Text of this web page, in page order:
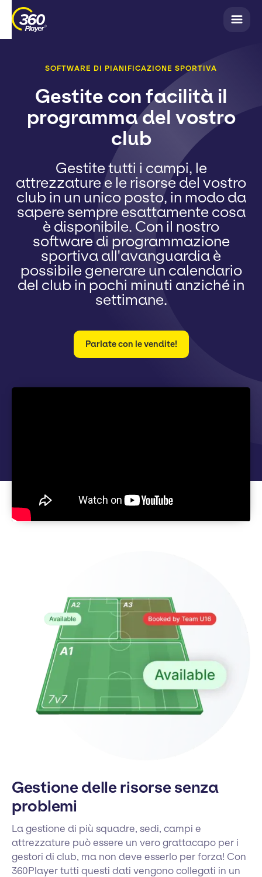
SOFTWARE DI PIANIFICAZIONE SPORTIVA
Gestite con facilità il
programma del vostro
club
Gestite tutti i campi, le
attrezzature e le risorse del vostro
club in un unico posto, in modo da
sapere sempre esattamente cosa
è disponibile. Con il nostro
software di programmazione
sportiva all'avanguardia è
possibile generare un calendario
del club in pochi minuti anziché in
settimane.
Parlate con le vendite!
Gestione delle risorse senza
problemi
La gestione di più squadre, sedi, campi e
attrezzature può essere un vero grattacapo per i
gestori di club, ma non deve esserlo per forza! Con
360Player tutti questi dati vengono collegati in un